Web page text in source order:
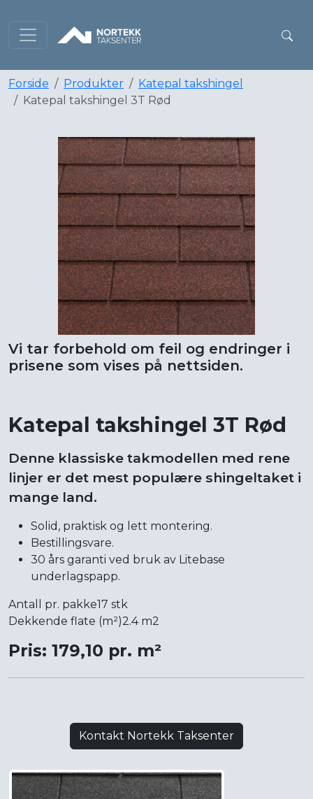
Forside Produkter
Katepal takshingel
Katepal takshingel 3T Rød
Vi tar forbehold om feil og endringer i
prisene som vises på nettsiden.
Katepal takshingel 3T Rød
Denne klassiske takmodellen med rene
linjer er det mest populære shingeltaket i
mange land.
Solid, praktisk og lett montering.
Bestillingsvare.
30 års garanti ved bruk av Litebase
underlagspapp.
Antall pr. pakke17 stk
Dekkende flate (m²)2.4 m2
Pris: 179,10 pr. m²
Kontakt Nortekk Taksenter